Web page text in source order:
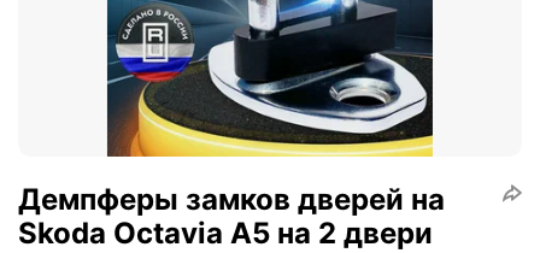
Демпферы замков дверей на
Skoda Octavia A5 на 2 двери